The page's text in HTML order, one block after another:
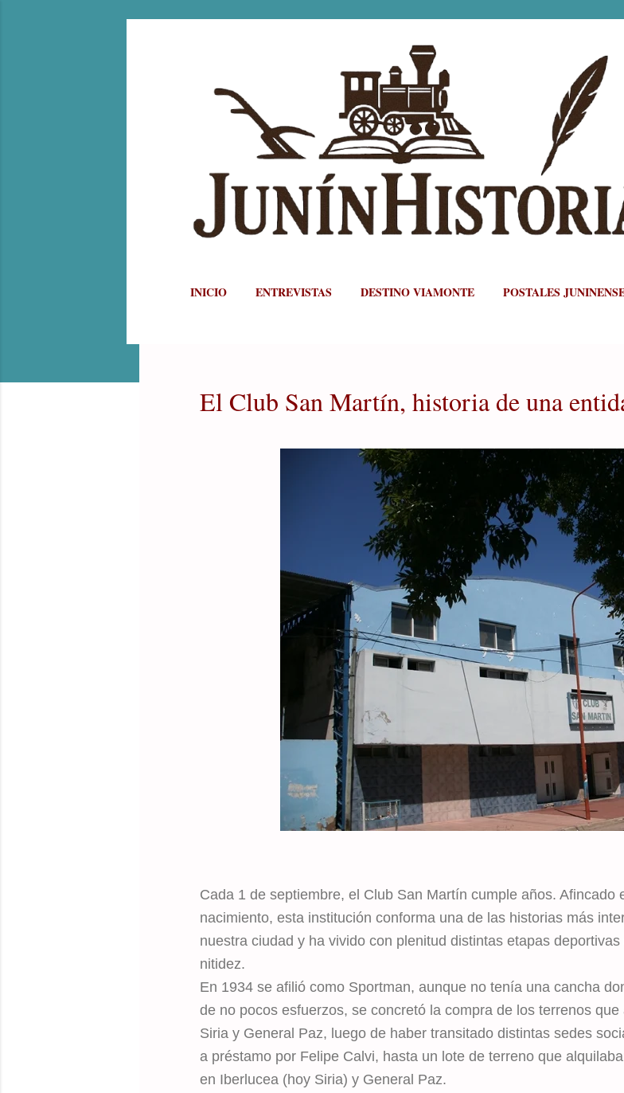
Ir al contenido principal
INICIO ENTREVISTAS DESTINO VIAMONTE POSTALES
El Club San Martín, historia de una
Cada 1 de septiembre, el Club San Martín cumple años. Afincado
nacimiento, esta institución conforma una de las historias más
nuestra ciudad y ha vivido con plenitud distintas etapas
nitidez.
En 1934 se afilió como Sportman, aunque no tenía una cancha
de no pocos esfuerzos, se concretó la compra de los terrenos
Siria y General Paz, luego de haber transitado distintas sedes
a préstamo por Felipe Calvi, hasta un lote de terreno que
en Iberlucea (hoy Siria) y General Paz.